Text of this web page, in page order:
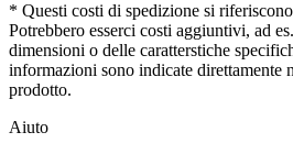
* Questi costi di spedizione si
Potrebbero esserci costi aggiuntivi, ad
dimensioni o delle caratterstiche
informazioni sono indicate direttamente
prodotto.
Aiuto